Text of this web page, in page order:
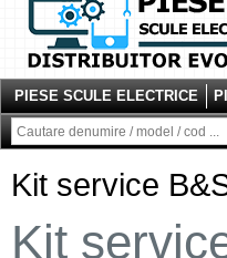
PIESE SCULE ELECTRICE
Kit service
Kit